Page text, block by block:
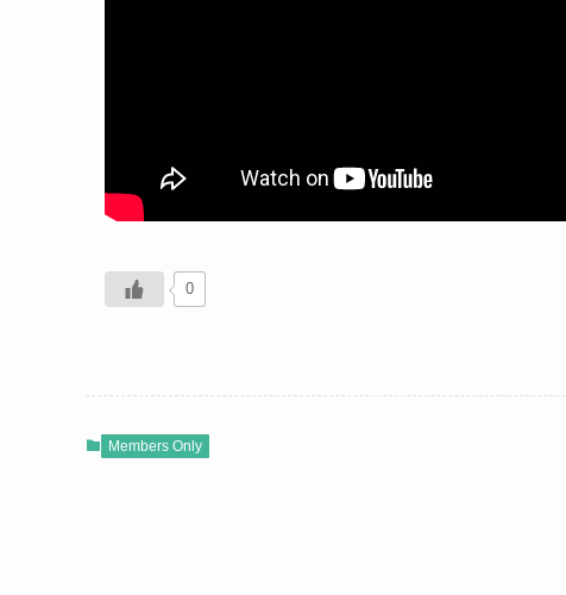
0
Members Only